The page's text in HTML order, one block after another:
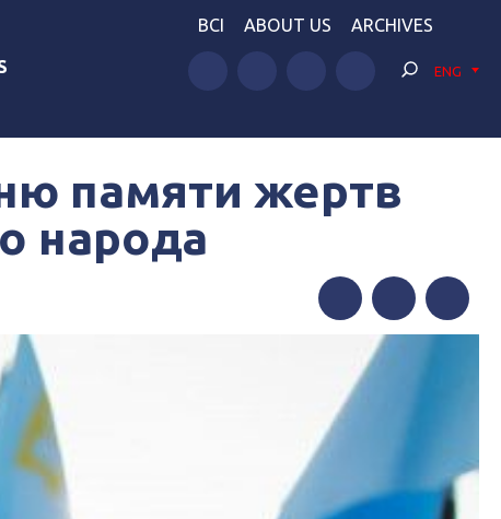
BCI ABOUT US ARCHIVES
ENG
памяти жертв
народа
FacebookTwitter